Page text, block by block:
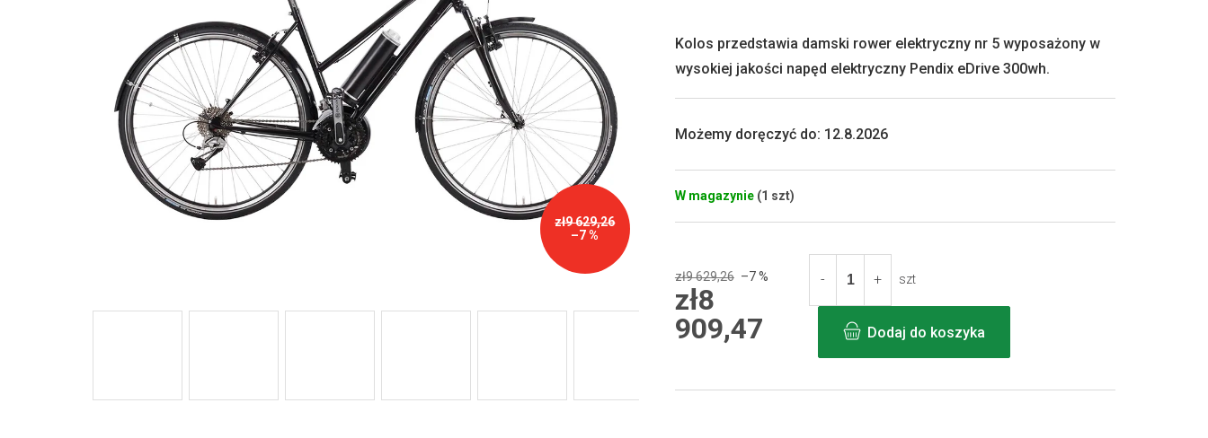
zł9 629,26
–7 %
W magazynie (1 szt)
Możemy doręczyć do: 12.8.2026
Kolos przedstawia damski rower elektryczny nr 5 wyposażony w
wysokiej jakości napęd elektryczny Pendix eDrive 300wh.
0,0
5
zł9 629,26 –7 %
zł8
909,47
szt
Dodaj do koszyka